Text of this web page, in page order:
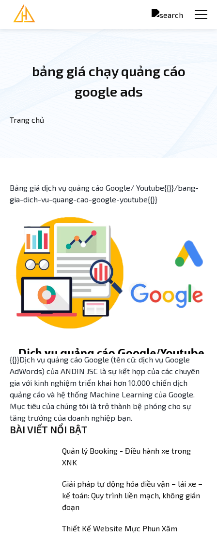
Nhảy đến nội dung
bảng giá chạy quảng cáo
google ads
Bạn đang ở đây
Trang chủ
Bảng giá dịch vụ quảng cáo Google/ Youtube{{}}/bang-
gia-dich-vu-quang-cao-google-youtube{{}}
{{}}Dịch vụ quảng cáo Google (tên cũ: dịch vụ Google
AdWords) của ANDIN JSC là sự kết hợp của các chuyên
gia với kinh nghiệm triển khai hơn 10.000 chiến dịch
quảng cáo và hệ thống Machine Learning của Google.
Mục tiêu của chúng tôi là trở thành bệ phóng cho sự
tăng trưởng của doanh nghiệp bạn.
BÀI VIẾT NỔI BẬT
Quản lý Booking - Điều hành xe trong
XNK
Giải pháp tự động hóa điều vận – lái xe –
kế toán: Quy trình liền mạch, không gián
đoạn
Thiết Kế Website Mực Phun Xăm